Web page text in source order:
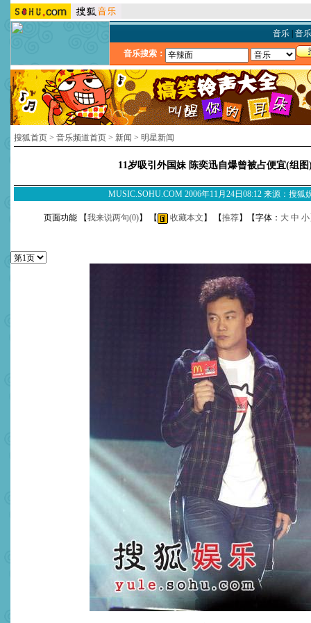
音乐| 音
音乐搜索：
搜狐首页 > 音乐频道首页 > 新闻 > 明星新闻
11岁吸引外国妹 陈奕迅自爆曾被占便宜(组图
MUSIC.SOHU.COM 2006年11月24日08:12 来源：搜狐
页面功能 【我来说两句(0)】 【 收藏本文 】 【推荐】【字体： 大 中 小